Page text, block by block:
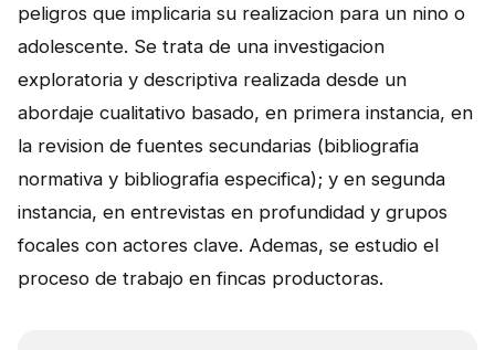
peligros que implicaria su realizacion para un nino o
adolescente. Se trata de una investigacion
exploratoria y descriptiva realizada desde un
abordaje cualitativo basado, en primera instancia, en
la revision de fuentes secundarias (bibliografia
normativa y bibliografia especifica); y en segunda
instancia, en entrevistas en profundidad y grupos
focales con actores clave. Ademas, se estudio el
proceso de trabajo en fincas productoras.